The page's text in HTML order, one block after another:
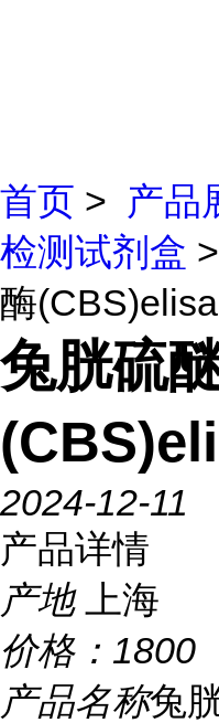
首页 > 产品
检测试剂盒
酶
兔胱硫
2024-12-11
产品详情
产地
上海
价格： 1800
产品名称兔